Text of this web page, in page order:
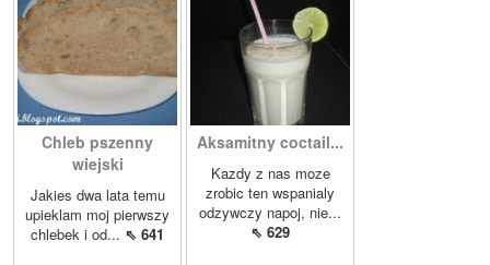
Chleb pszenny
wiejski
Jakies dwa lata temu
upieklam moj pierwszy
chlebek i od... ⇖ 641
Aksamitny coctail...
Kazdy z nas moze
zrobic ten wspanialy
odzywczy napoj, nie...
⇖ 629